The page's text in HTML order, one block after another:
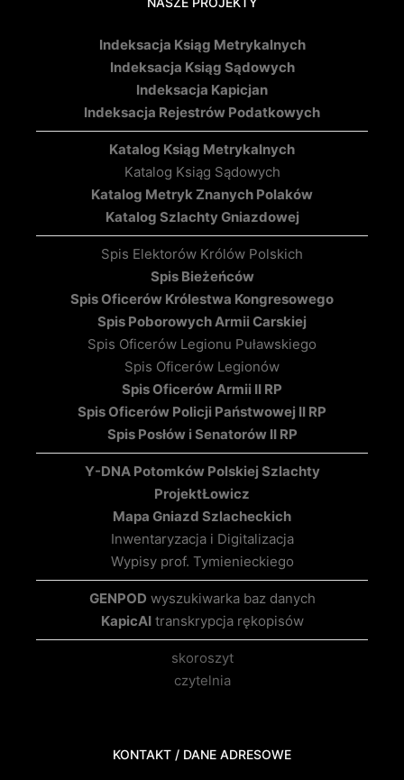
Indeksacja Ksiąg Metrykalnych
Indeksacja Ksiąg Sądowych
Indeksacja Kapicjan
Indeksacja Rejestrów Podatkowych
Katalog Ksiąg Metrykalnych
Katalog Ksiąg Sądowych
Katalog Metryk Znanych Polaków
Katalog Szlachty Gniazdowej
Spis Elektorów Królów Polskich
Spis Bieżeńców
Spis Oficerów Królestwa Kongresowego
Spis Poborowych Armii Carskiej
Spis Oficerów Legionu Puławskiego
Spis Oficerów Legionów
Spis Oficerów Armii II RP
Spis Oficerów Policji Państwowej II RP
Spis Posłów i Senatorów II RP
Y-DNA Potomków Polskiej Szlachty
ProjektŁowicz
Mapa Gniazd Szlacheckich
Inwentaryzacja i Digitalizacja
Wypisy prof. Tymienieckiego
GENPOD wyszukiwarka baz danych
KapicAItranskrypcja rękopisów
skoroszyt
czytelnia
KONTAKT / DANE ADRESOWE